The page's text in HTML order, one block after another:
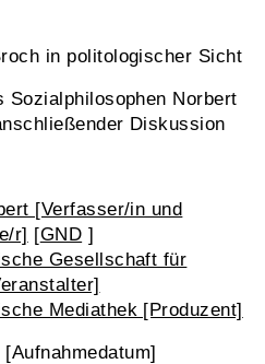
in politologischer Sicht
Sozialphilosophen Norbert
Diskussion
[Verfasser/in und
r] [GND ]
Gesellschaft für
Mediathek [Produzent]
[Aufnahmedatum]